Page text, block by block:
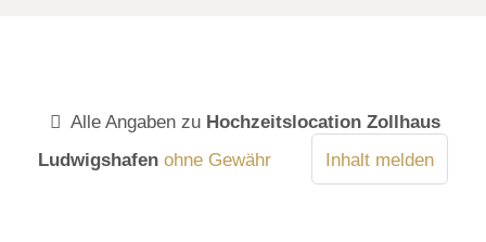
Alle Angaben zu Hochzeitslocation Zollhaus
Ludwigshafen ohne Gewähr Inhalt melden